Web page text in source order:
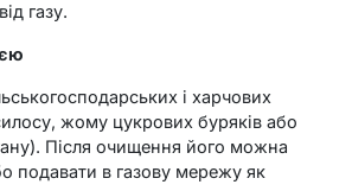
газу.
і харчових
жому цукрових буряків або
Після очищення його можна
подавати в газову мережу як